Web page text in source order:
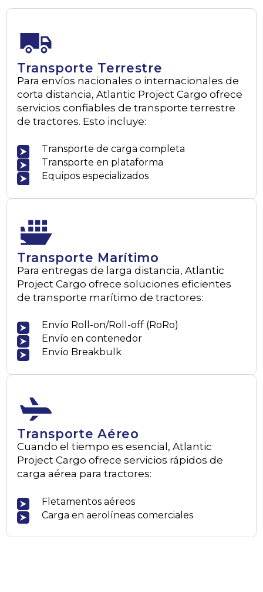
Transporte Terrestre
Para envíos nacionales o internacionales de
corta distancia, Atlantic Project Cargo ofrece
servicios confiables de transporte terrestre
de tractores. Esto incluye:
Transporte de carga completa
Transporte en plataforma
Equipos especializados
Transporte Marítimo
Para entregas de larga distancia, Atlantic
Project Cargo ofrece soluciones eficientes
de transporte marítimo de tractores:
Envío Roll-on/Roll-off (RoRo)
Envío en contenedor
Envío Breakbulk
Transporte Aéreo
Cuando el tiempo es esencial, Atlantic
Project Cargo ofrece servicios rápidos de
carga aérea para tractores:
Fletamentos aéreos
Carga en aerolíneas comerciales